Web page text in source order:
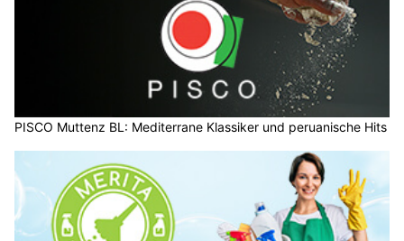
PISCO Muttenz BL: Mediterrane Klassiker und peruanische Hits